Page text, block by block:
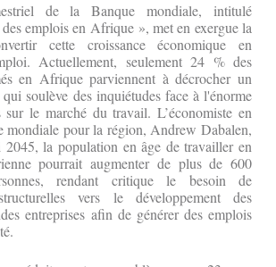
de la Banque mondiale, intitulé
emplois en Afrique », met en exergue la
cette croissance économique en
Actuellement, seulement 24 % des
en Afrique parviennent à décrocher un
soulève des inquiétudes face à l'énorme
sur le marché du travail. L’économiste en
mondiale pour la région, Andrew Dabalen,
2045, la population en âge de travailler en
pourrait augmenter de plus de 600
rendant critique le besoin de
vers le développement des
entreprises afin de générer des emplois